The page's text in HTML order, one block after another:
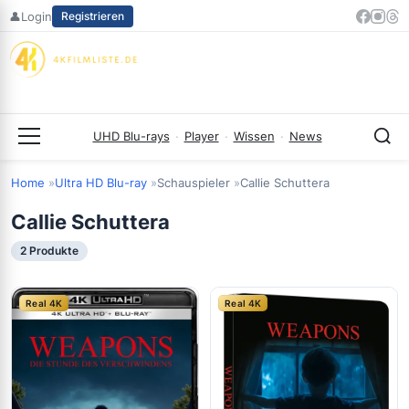
Zum
springen
👤Login Registrieren
UHD Blu-rays · Player · Wissen · News
Home Ultra HD Blu-ray Schauspieler Callie Schuttera
Callie Schuttera
2 Produkte
Real 4K Real 4K